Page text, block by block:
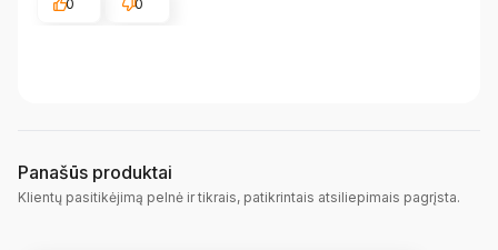
0 0
Panašūs produktai
Klientų pasitikėjimą pelnė ir tikrais, patikrintais atsiliepimais pagrįsta.